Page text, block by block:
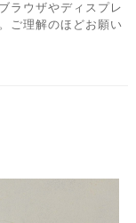
ラウザやディスプレ
ご理解のほどお願い